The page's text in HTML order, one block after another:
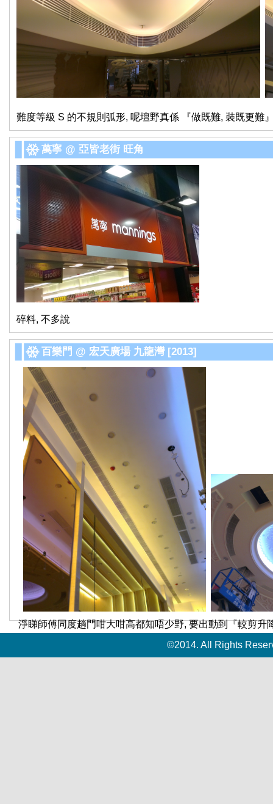
難度等級 S 的不規則弧形, 呢壇野真係 『做既難, 裝既更難
萬寧 @ 亞皆老街 旺角
碎料, 不多說
百樂門 @ 宏天廣場 九龍灣 [2013]
淨睇師傅同度趟門咁大咁高都知唔少野, 要出動到『較剪升
©2014. All Rights